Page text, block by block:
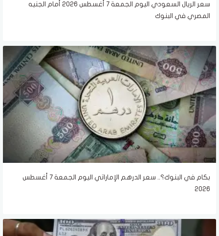
سعر الريال السعودي اليوم الجمعة 7 أغسطس 2026 أمام الجنيه
المصري في البنوك
بكام في البنوك؟.. سعر الدرهم الإماراتي اليوم الجمعة 7 أغسطس
2026